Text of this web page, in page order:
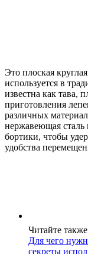
Это плоская
используется в
известна как тава,
приготовления
различных
нержавеющая сталь
бортики, чтобы
удобства
Читайте
Для чего
секреты